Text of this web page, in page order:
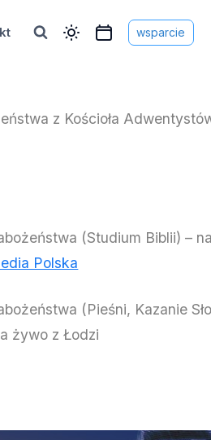
wsparcie
z Kościoła
(Studium Biblii) –
Polska
(Pieśni, Kazanie
żywo z Łodzi